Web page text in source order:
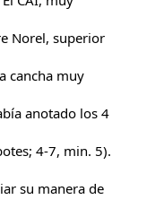
Norel, superior
cancha muy
anotado los 4
4-7, min. 5).
su manera de